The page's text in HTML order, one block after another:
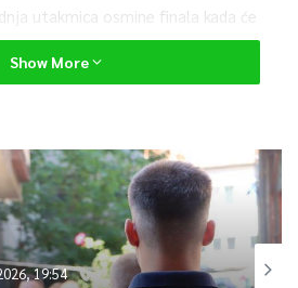
utakmica osmine finala kada će
snage u Glasgowu.
0
Article Rating
Show More
19:54